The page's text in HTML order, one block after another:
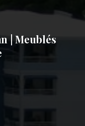
| Meublés